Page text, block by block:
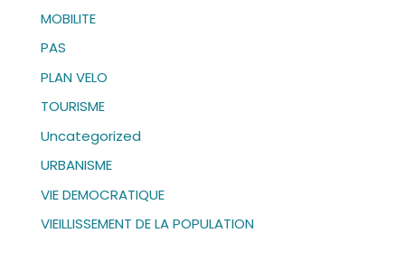
MOBILITE
PAS
PLAN VELO
TOURISME
Uncategorized
URBANISME
VIE DEMOCRATIQUE
VIEILLISSEMENT DE LA POPULATION